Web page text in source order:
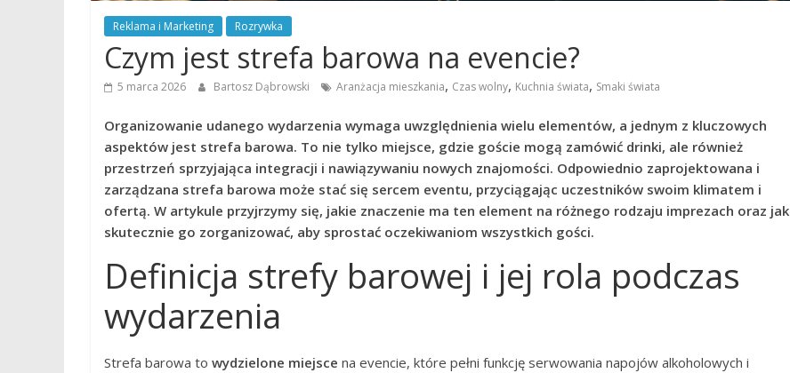
Reklama i Marketing Rozrywka
Czym jest strefa barowa na evencie?
5 marca 2026 Bartosz Dąbrowski Aranżacja mieszkania, Czas wolny, Kuchnia świata, Smaki świata
Organizowanie udanego wydarzenia wymaga uwzględnienia wielu elementów, a jednym z kluczowych
aspektów jest strefa barowa. To nie tylko miejsce, gdzie goście mogą zamówić drinki, ale również
przestrzeń sprzyjająca integracji i nawiązywaniu nowych znajomości. Odpowiednio zaprojektowana i
zarządzana strefa barowa może stać się sercem eventu, przyciągając uczestników swoim klimatem i
ofertą. W artykule przyjrzymy się, jakie znaczenie ma ten element na różnego rodzaju imprezach oraz jak
skutecznie go zorganizować, aby sprostać oczekiwaniom wszystkich gości.
Definicja strefy barowej i jej rola podczas
wydarzenia
Strefa barowa to wydzielone miejsce na evencie, które pełni funkcję serwowania napojów alkoholowych i